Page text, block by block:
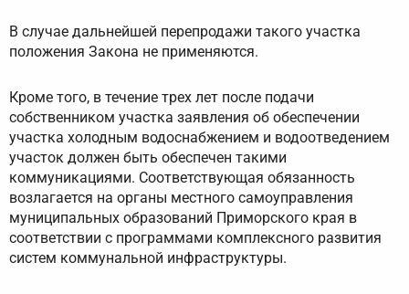
В случае дальнейшей перепродажи такого участка
положения Закона не применяются.
Кроме того, в течение трех лет после подачи
собственником участка заявления об обеспечении
участка холодным водоснабжением и водоотведением
участок должен быть обеспечен такими
коммуникациями. Соответствующая обязанность
возлагается на органы местного самоуправления
муниципальных образований Приморского края в
соответствии с программами комплексного развития
систем коммунальной инфраструктуры.